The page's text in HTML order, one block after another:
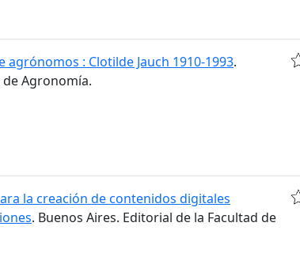
agrónomos : Clotilde Jauch 1910-1993.
de Agronomía.
la creación de contenidos digitales
. Buenos Aires. Editorial de la Facultad de